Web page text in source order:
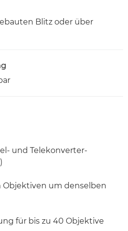
Blitz oder über
und Telekonverter-
um denselben
für bis zu 40 Objektive